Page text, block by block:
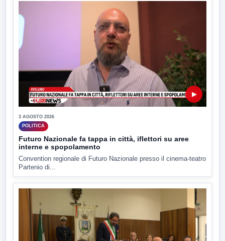
▶
3 AGOSTO 2026
POLITICA
Futuro Nazionale fa tappa in città, iflettori su aree
interne e spopolamento
Convention regionale di Futuro Nazionale presso il cinema-teatro
Partenio di...